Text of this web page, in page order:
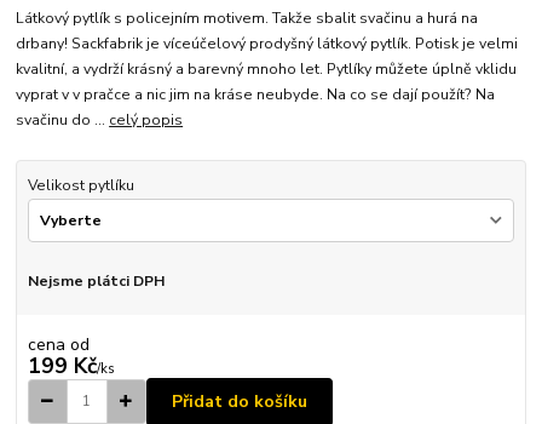
Látkový pytlík s policejním motivem. Takže sbalit svačinu a hurá na
drbany! Sackfabrik je víceúčelový prodyšný látkový pytlík. Potisk je velmi
kvalitní, a vydrží krásný a barevný mnoho let. Pytlíky můžete úplně vklidu
vyprat v v pračce a nic jim na kráse neubyde. Na co se dají použít? Na
svačinu do ... celý popis
Velikost pytlíku
Nejsme plátci DPH
cena od
199 Kč/ks
Přidat do košíku